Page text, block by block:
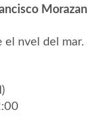
Morazan
nvel del mar.